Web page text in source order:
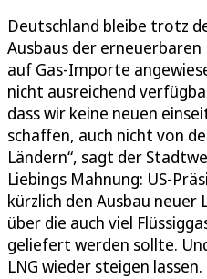
Deutschland bleibe trotz
Ausbaus der
auf Gas-Importe
nicht ausreichend
dass wir keine neuen
schaffen, auch nicht von
Ländern“, sagt der
Liebings Mahnung: US-
kürzlich den Ausbau
über die auch viel
geliefert werden sollte.
LNG wieder steigen lassen.